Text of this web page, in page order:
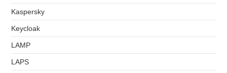
Kaspersky
Keycloak
LAMP
LAPS